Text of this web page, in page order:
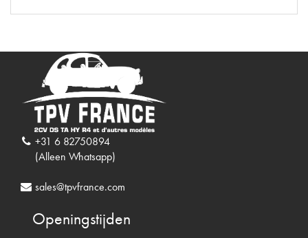
+31 6 82750894
(Alleen Whatsapp)
sales@tpvfrance.com
Openingstijden